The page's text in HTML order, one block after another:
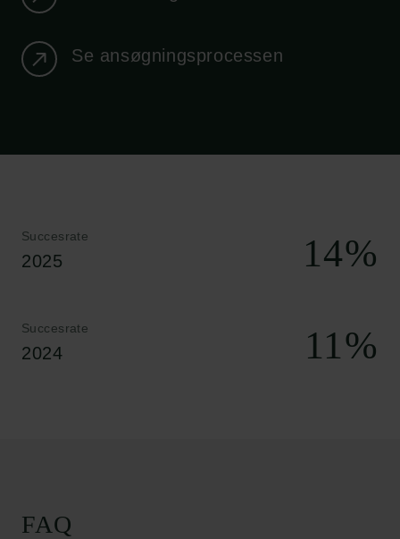
Se ansøgningsprocessen
Succesrate
2025 14%
Succesrate
2024 11%
FAQ